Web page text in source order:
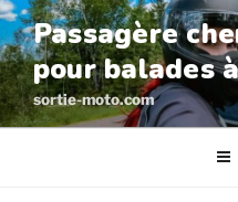
Aller
au
contenu
principal
Passagère
pour balades
sortie-moto.com